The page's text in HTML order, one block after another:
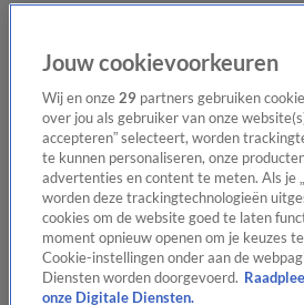
Jouw cookievoorkeuren
Wij en onze 29 partners gebruiken
over jou als gebruiker van onze
accepteren” selecteert, worden
te kunnen personaliseren, onze
advertenties en content te meten. Als je
worden deze trackingtechnologieën
cookies om de website goed te laten
moment opnieuw openen om je keuzes
Cookie-instellingen onder aan de
Diensten worden doorgevoerd.
onze Digitale Diensten.